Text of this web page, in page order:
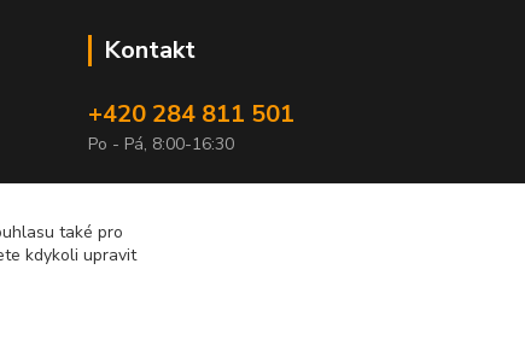
Kontakt
+420 284 811 501
Po - Pá, 8:00-16:30
také pro
kdykoli upravit